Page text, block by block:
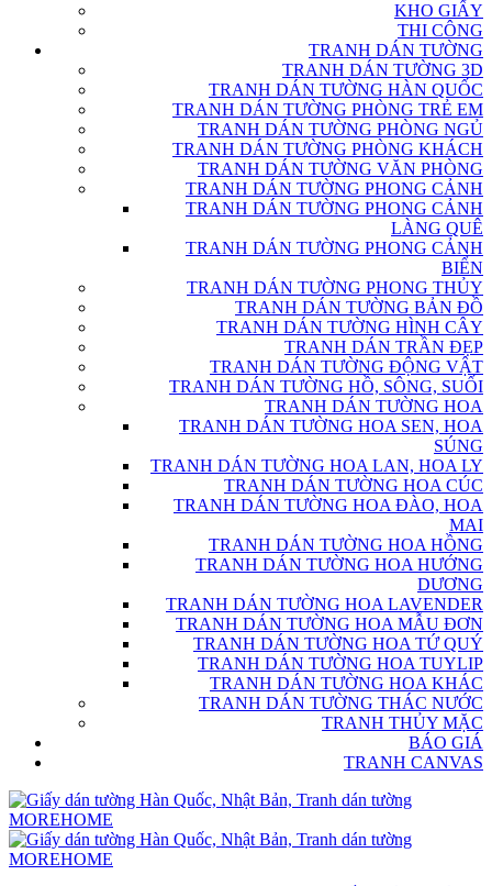
KHO GIẤY
THI CÔNG
TRANH DÁN TƯỜNG
TRANH DÁN TƯỜNG 3D
TRANH DÁN TƯỜNG HÀN QUỐC
TRANH DÁN TƯỜNG PHÒNG TRẺ EM
TRANH DÁN TƯỜNG PHÒNG NGỦ
TRANH DÁN TƯỜNG PHÒNG KHÁCH
TRANH DÁN TƯỜNG VĂN PHÒNG
TRANH DÁN TƯỜNG PHONG CẢNH
TRANH DÁN TƯỜNG PHONG CẢNH
LÀNG QUÊ
TRANH DÁN TƯỜNG PHONG CẢNH
BIỂN
TRANH DÁN TƯỜNG PHONG THỦY
TRANH DÁN TƯỜNG BẢN ĐỒ
TRANH DÁN TƯỜNG HÌNH CÂY
TRANH DÁN TRẦN ĐẸP
TRANH DÁN TƯỜNG ĐỘNG VẬT
TRANH DÁN TƯỜNG HỒ, SÔNG, SUỐI
TRANH DÁN TƯỜNG HOA
TRANH DÁN TƯỜNG HOA SEN, HOA
SÚNG
TRANH DÁN TƯỜNG HOA LAN, HOA LY
TRANH DÁN TƯỜNG HOA CÚC
TRANH DÁN TƯỜNG HOA ĐÀO, HOA
MAI
TRANH DÁN TƯỜNG HOA HỒNG
TRANH DÁN TƯỜNG HOA HƯỚNG
DƯƠNG
TRANH DÁN TƯỜNG HOA LAVENDER
TRANH DÁN TƯỜNG HOA MẪU ĐƠN
TRANH DÁN TƯỜNG HOA TỨ QUÝ
TRANH DÁN TƯỜNG HOA TUYLIP
TRANH DÁN TƯỜNG HOA KHÁC
TRANH DÁN TƯỜNG THÁC NƯỚC
TRANH THỦY MẶC
BÁO GIÁ
TRANH CANVAS